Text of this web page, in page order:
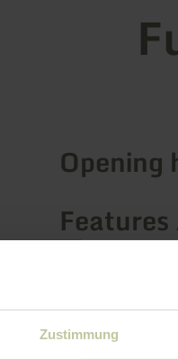
Zustimmung
Opening
Seating